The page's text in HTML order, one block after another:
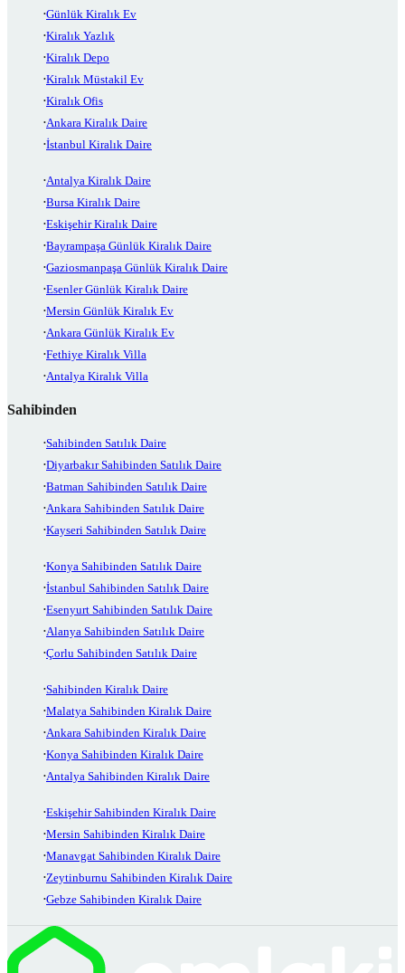
Günlük Kiralık Ev
Kiralık Yazlık
Kiralık Depo
Kiralık Müstakil Ev
Kiralık Ofis
Ankara Kiralık Daire
İstanbul Kiralık Daire
Antalya Kiralık Daire
Bursa Kiralık Daire
Eskişehir Kiralık Daire
Bayrampaşa Günlük Kiralık Daire
Gaziosmanpaşa Günlük Kiralık Daire
Esenler Günlük Kiralık Daire
Mersin Günlük Kiralık Ev
Ankara Günlük Kiralık Ev
Fethiye Kiralık Villa
Antalya Kiralık Villa
Sahibinden
Sahibinden Satılık Daire
Diyarbakır Sahibinden Satılık Daire
Batman Sahibinden Satılık Daire
Ankara Sahibinden Satılık Daire
Kayseri Sahibinden Satılık Daire
Konya Sahibinden Satılık Daire
İstanbul Sahibinden Satılık Daire
Esenyurt Sahibinden Satılık Daire
Alanya Sahibinden Satılık Daire
Çorlu Sahibinden Satılık Daire
Sahibinden Kiralık Daire
Malatya Sahibinden Kiralık Daire
Ankara Sahibinden Kiralık Daire
Konya Sahibinden Kiralık Daire
Antalya Sahibinden Kiralık Daire
Eskişehir Sahibinden Kiralık Daire
Mersin Sahibinden Kiralık Daire
Manavgat Sahibinden Kiralık Daire
Zeytinburnu Sahibinden Kiralık Daire
Gebze Sahibinden Kiralık Daire